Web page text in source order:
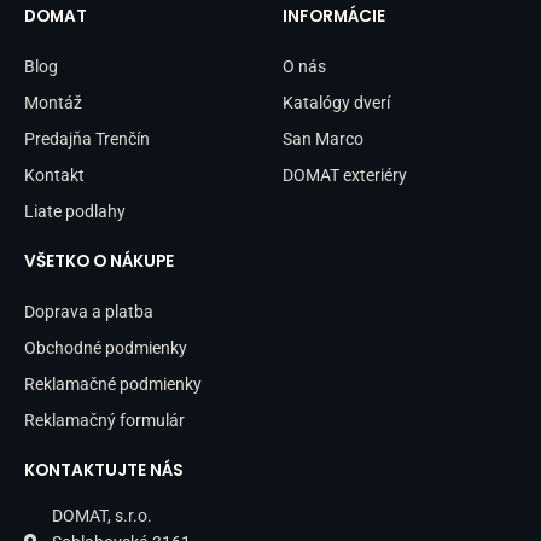
b
o
k
-
DOMAT
Blog
Montáž
Predajňa Trenčín
Kontakt
Liate podlahy
INFORMÁCIE
O nás
Katalógy dverí
San Marco
DOMAT exteriéry
VŠETKO O NÁKUPE
Doprava a platba
Obchodné podmienky
Reklamačné podmienky
Reklamačný formulár
KONTAKTUJTE NÁS
DOMAT, s.r.o.